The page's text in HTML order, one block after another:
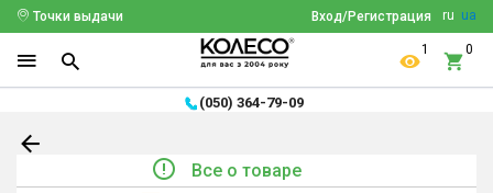
ru ua
Вход/Регистрация
Точки выдачи
1 0
(050) 364-79-09
Все о товаре